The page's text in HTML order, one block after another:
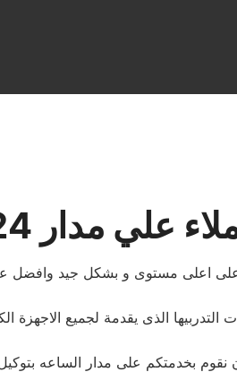
مدار 24 ساعة
على اعلى مستوى و بشكل جيد وافضل
الذى يقدمة لجميع الاجهزة
نقوم بخدمتكم على مدار الساعه